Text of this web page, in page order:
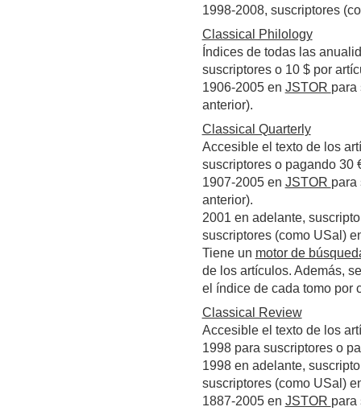
1998-2008, suscriptores
Classical Philology
Índices de todas las
suscriptores o 10 $ por
1906-2005 en JSTOR para
anterior).
Classical Quarterly
Accesible el texto de los
suscriptores o pagando 30
1907-2005 en JSTOR para
anterior).
2001 en adelante,
suscriptores (como USal)
Tiene un motor de
de los artículos. Además,
el índice de cada tomo por
Classical Review
Accesible el texto de los
1998 para suscriptores o
1998 en adelante,
suscriptores (como USal)
1887-2005 en JSTOR para